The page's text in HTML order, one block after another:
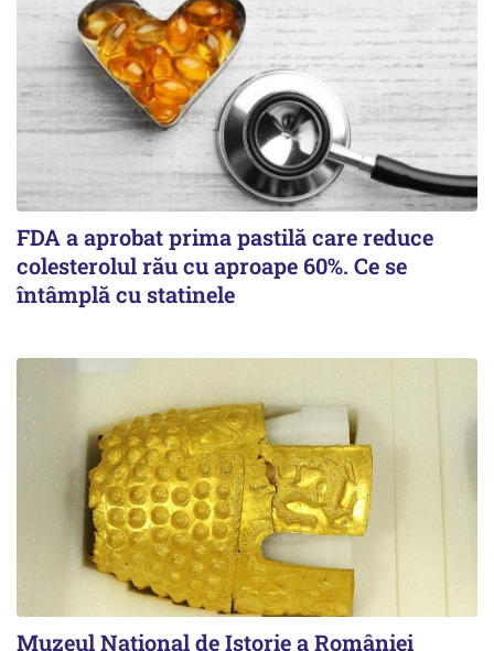
FDA a aprobat prima pastilă care reduce
colesterolul rău cu aproape 60%. Ce se
întâmplă cu statinele
Muzeul Național de Istorie a României